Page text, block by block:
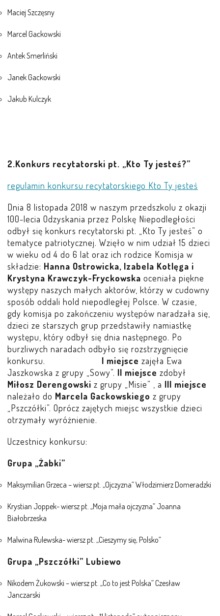
Maciej Szczęsny
Marcel Gackowski
Antek Smerliński
Janek Gackowski
Jakub Kulczyk
2.Konkurs recytatorski pt. „Kto Ty jesteś?”
regulamin konkursu recytatorskiego Kto Ty jesteś
Dnia 8 listopada 2018 w naszym przedszkolu z okazji
100-lecia Odzyskania przez Polskę Niepodległości
odbył się konkurs recytatorski pt. „Kto Ty jesteś” o
tematyce patriotycznej. Wzięło w nim udział 15 dzieci
w wieku od 4 do 6 lat oraz ich rodzice Komisja w
składzie: Hanna Ostrowicka, Izabela Kotlęga i
Krystyna Krawczyk-Fryckowska oceniała piękne
występy naszych małych aktorów, którzy w cudowny
sposób oddali hold niepodległej Polsce. W czasie,
gdy komisja po zakończeniu występów naradzała się,
dzieci ze starszych grup przedstawiły namiastkę
występu, który odbył się dnia następnego. Po
burzliwych naradach odbyło się rozstrzygnięcie
konkursu. I miejsce zajęła Ewa
Jaszkowska z grupy „Sowy”. II miejsce zdobył
Miłosz Derengowski z grupy „Misie” , a III miejsce
należało do Marcela Gackowskiego z grupy
„Pszczółki”. Oprócz zajętych miejsc wszystkie dzieci
otrzymały wyróżnienie.
Uczestnicy konkursu:
Grupa „Żabki”
Maksymilian Grzeca – wiersz pt. „Ojczyzna” Włodzimierz Domeradzki
Krystian Joppek- wiersz pt. „Moja mała ojczyzna” Joanna
Białobrzeska
Malwina Rulewska- wiersz pt. „Cieszymy się, Polsko”
Grupa „Pszczółki” Lubiewo
Nikodem Żukowski – wiersz pt. „Co to jest Polska” Czesław
Janczarski